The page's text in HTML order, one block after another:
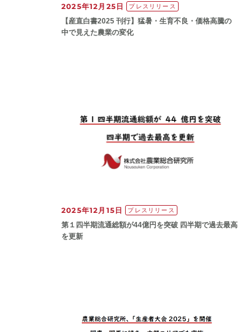
2025年12月25日 プレスリリース
【産直白書2025 刊行】猛暑・生育不良・価格高騰の
中で見えた農業の変化
2025年12月15日 プレスリリース
第１四半期流通総額が44億円を突破 四半期で過去最高
を更新